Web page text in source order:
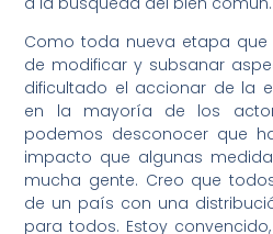
Como toda nueva etapa que
de modificar y subsanar
dificultado el accionar de la
en la mayoría de los
podemos desconocer que
impacto que algunas
mucha gente. Creo que
de un país con una
para todos. Estoy